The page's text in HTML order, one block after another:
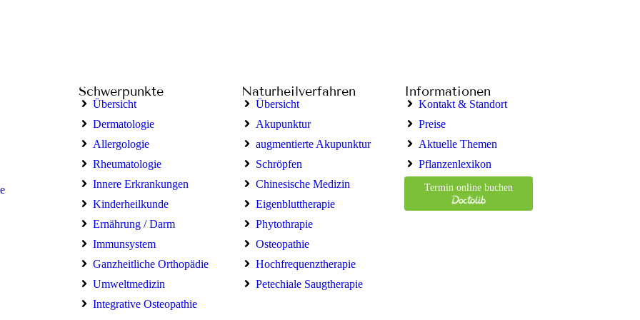
Schwerpunkte
Übersicht
Dermatologie
Allergologie
Rheumatologie
Innere Erkrankungen
Kinderheilkunde
Ernährung / Darm
Immunsystem
Ganzheitliche Orthopädie
Umweltmedizin
Integrative Osteopathie
Naturheilverfahren
Übersicht
Akupunktur
augmentierte Akupunktur
Schröpfen
Chinesische Medizin
Eigenbluttherapie
Phytothrapie
Osteopathie
Hochfrequenztherapie
Petechiale Saugtherapie
Informationen
Kontakt & Standort
Preise
Aktuelle Themen
Pflanzenlexikon
Termin online buchen